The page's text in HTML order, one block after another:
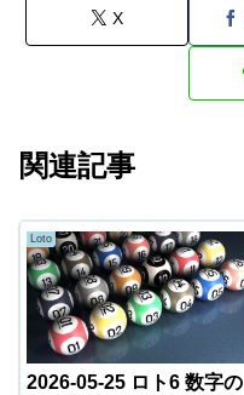
X
関連記事
Loto
2026-05-25 ロト6 数字の